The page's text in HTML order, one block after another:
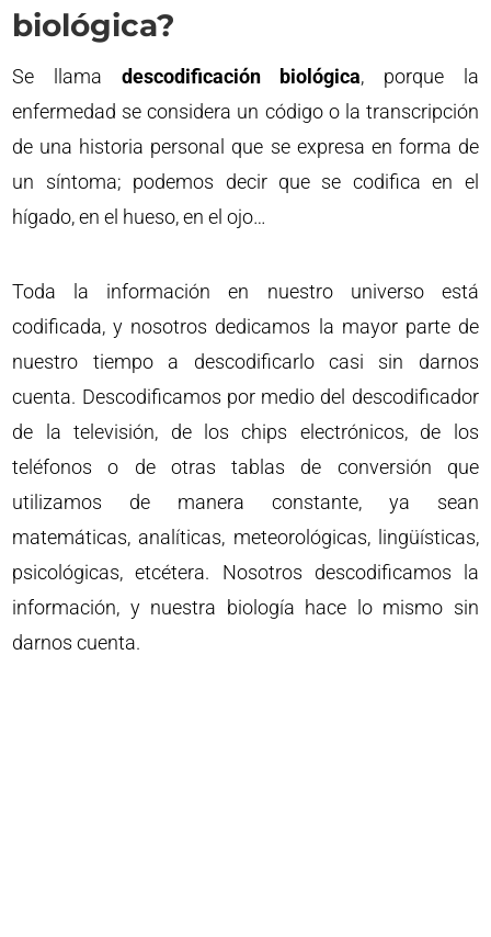
biológica?
Se llama descodificación biológica, porque la
enfermedad se considera un código o la transcripción
de una historia personal que se expresa en forma de
un síntoma; podemos decir que se codifica en el
hígado, en el hueso, en el ojo…
Toda la información en nuestro universo está
codificada, y nosotros dedicamos la mayor parte de
nuestro tiempo a descodificarlo casi sin darnos
cuenta. Descodificamos por medio del descodificador
de la televisión, de los chips electrónicos, de los
teléfonos o de otras tablas de conversión que
utilizamos de manera constante, ya sean
matemáticas, analíticas, meteorológicas, lingüísticas,
psicológicas, etcétera. Nosotros descodificamos la
información, y nuestra biología hace lo mismo sin
darnos cuenta.